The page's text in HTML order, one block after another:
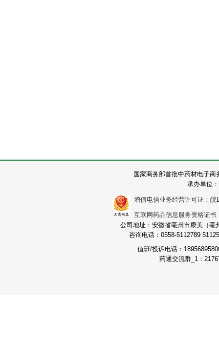
国家商务部首批中药材电子
承办单位
增值电信业务经营许可证：皖
互联网药品信息服务资格证
公司地址：安徽省亳州市康美（
咨询电话：0558-5112789
值班/投诉电话：
药通交流群_1：